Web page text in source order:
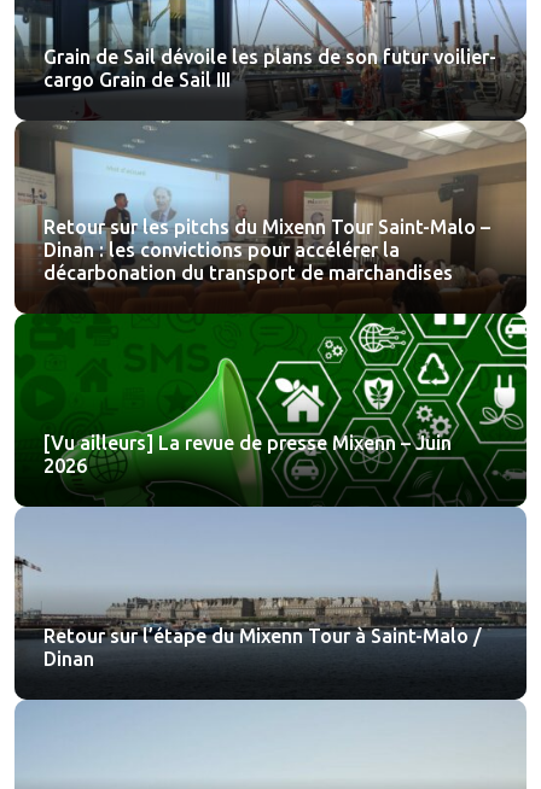
Grain de Sail dévoile les plans de son futur voilier-
cargo Grain de Sail III
Retour sur les pitchs du Mixenn Tour Saint-Malo –
Dinan : les convictions pour accélérer la
décarbonation du transport de marchandises
[Vu ailleurs] La revue de presse Mixenn – Juin
2026
Retour sur l’étape du Mixenn Tour à Saint-Malo /
Dinan